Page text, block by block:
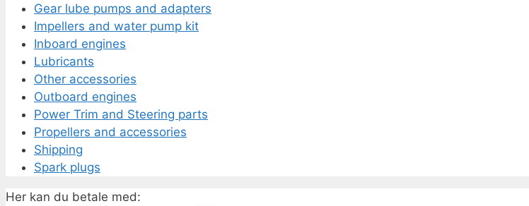
Gear lube pumps and adapters
Impellers and water pump kit
Inboard engines
Lubricants
Other accessories
Outboard engines
Power Trim and Steering parts
Propellers and accessories
Shipping
Spark plugs
Her kan du betale med: